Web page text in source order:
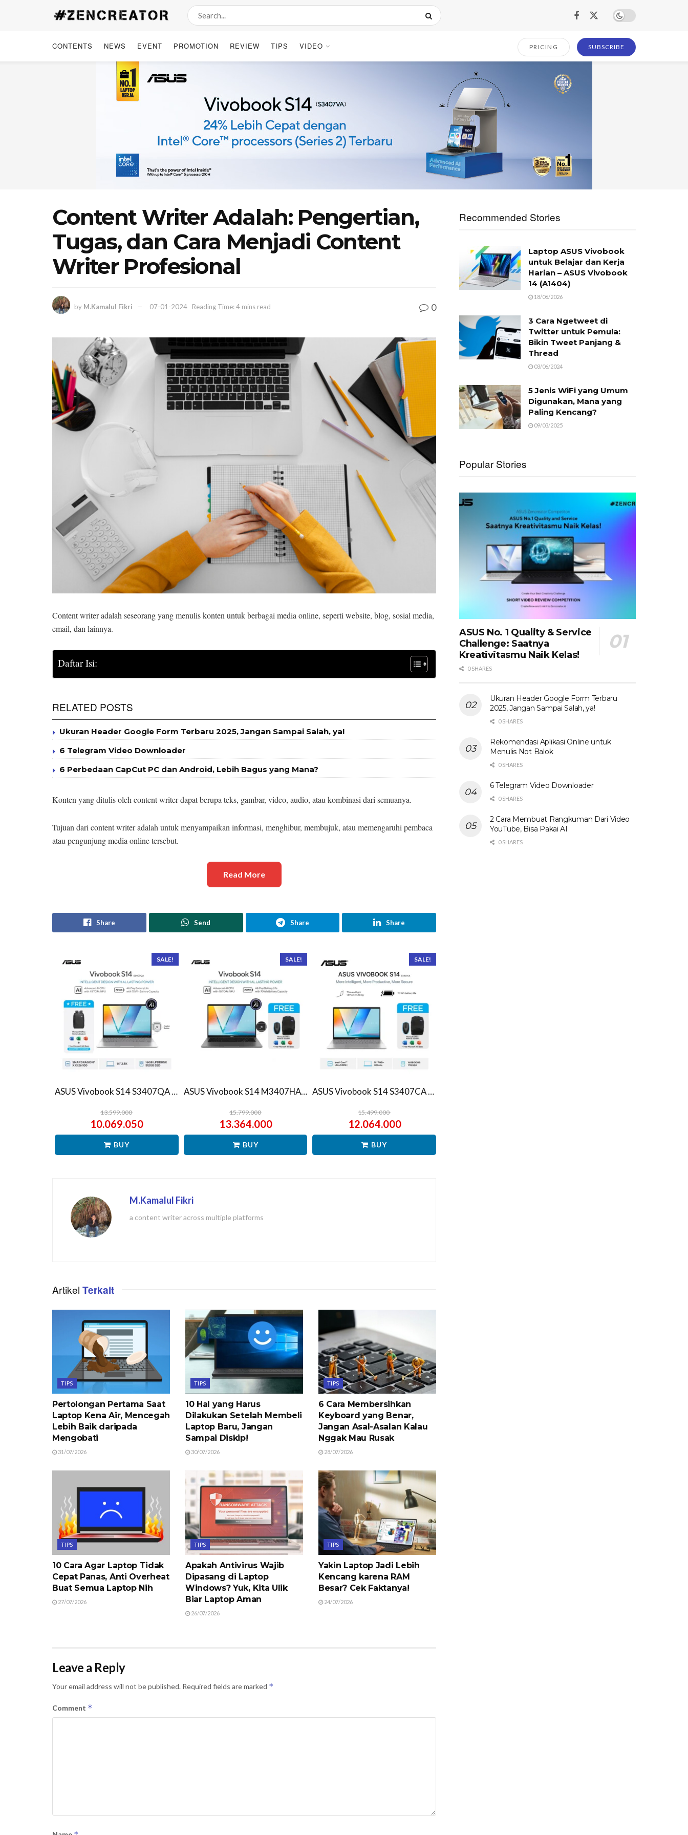
CONTENTS NEWS EVENT PROMOTION REVIEW TIPS VIDEO PRICING SUBSCRIBE
Content Writer Adalah: Pengertian,
Tugas, dan Cara Menjadi Content
Writer Profesional
by M.Kamalul Fikri 07-01-2024 Reading Time: 4 mins read 0
Content writer adalah seseorang yang menulis konten untuk berbagai media online, seperti website, blog, sosial media,
email, dan lainnya.
Daftar Isi:
RELATED POSTS
Ukuran Header Google Form Terbaru 2025, Jangan Sampai Salah, ya!
6 Telegram Video Downloader
6 Perbedaan CapCut PC dan Android, Lebih Bagus yang Mana?
Konten yang ditulis oleh content writer dapat berupa teks, gambar, video, audio, atau kombinasi dari semuanya.
Tujuan dari content writer adalah untuk menyampaikan informasi, menghibur, membujuk, atau memengaruhi pembaca
atau pengunjung media online tersebut.
Read More
Share Send Share Share
SALE!
ASUS Vivobook S14 S3407QA – IPSP151M – Matte Gray
13.599.000
10.069.050
BUY
SALE!
ASUS Vivobook S14 M3407HA Ryzen 7 260 1TB SSD 16GB WUXGA IPS Win11+OHS
15.799.000
13.364.000
BUY
SALE!
ASUS Vivobook S14 S3407CA Ultra 5 225H 1TB SSD 16GB WUXGA IPS Win11+OHS
15.499.000
12.064.000
BUY
M.Kamalul Fikri
a content writer across multiple platforms
Artikel Terkait
TIPS
Pertolongan Pertama Saat
Laptop Kena Air, Mencegah
Lebih Baik daripada
Mengobati
31/07/2026
TIPS
10 Hal yang Harus
Dilakukan Setelah Membeli
Laptop Baru, Jangan
Sampai Diskip!
30/07/2026
TIPS
6 Cara Membersihkan
Keyboard yang Benar,
Jangan Asal-Asalan Kalau
Nggak Mau Rusak
28/07/2026
TIPS
10 Cara Agar Laptop Tidak
Cepat Panas, Anti Overheat
Buat Semua Laptop Nih
27/07/2026
TIPS
Apakah Antivirus Wajib
Dipasang di Laptop
Windows? Yuk, Kita Ulik
Biar Laptop Aman
26/07/2026
TIPS
Yakin Laptop Jadi Lebih
Kencang karena RAM
Besar? Cek Faktanya!
24/07/2026
Leave a Reply
Your email address will not be published. Required fields are marked *
Comment *
Recommended Stories
Laptop ASUS Vivobook
untuk Belajar dan Kerja
Harian – ASUS Vivobook
14 (A1404)
18/06/2026
3 Cara Ngetweet di
Twitter untuk Pemula:
Bikin Tweet Panjang &
Thread
03/06/2024
5 Jenis WiFi yang Umum
Digunakan, Mana yang
Paling Kencang?
09/03/2025
Popular Stories
ASUS No. 1 Quality & Service
Challenge: Saatnya
Kreativitasmu Naik Kelas!
0 SHARES
Ukuran Header Google Form Terbaru
2025, Jangan Sampai Salah, ya!
0 SHARES
Rekomendasi Aplikasi Online untuk
Menulis Not Balok
0 SHARES
6 Telegram Video Downloader
0 SHARES
2 Cara Membuat Rangkuman Dari Video
YouTube, Bisa Pakai AI
0 SHARES